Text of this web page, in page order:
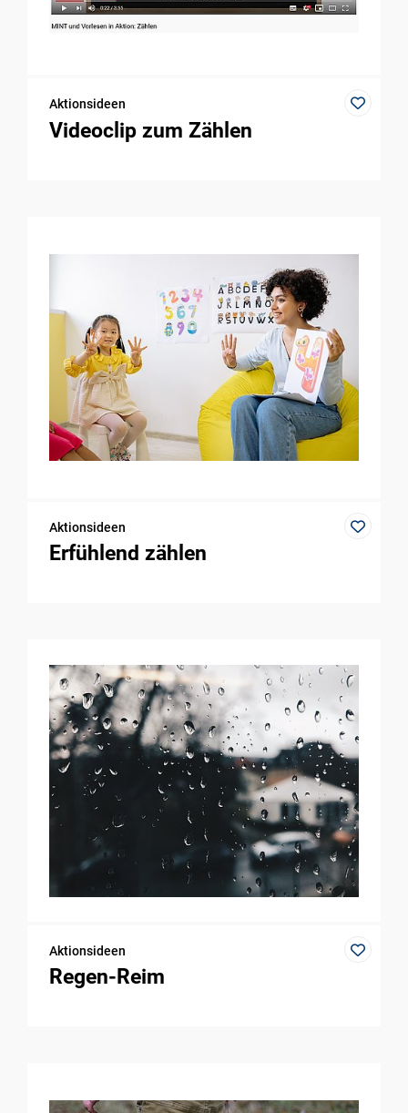
Aktionsideen
Videoclip zum Zählen
Aktionsideen
Erfühlend zählen
Aktionsideen
Regen-Reim